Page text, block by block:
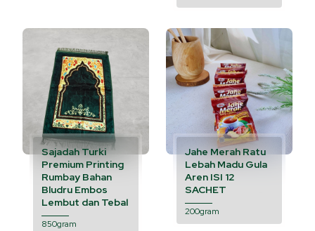
Sajadah Turki
Premium Printing
Rumbay Bahan
Bludru Embos
Lembut dan Tebal
850gram
Jahe Merah Ratu
Lebah Madu Gula
Aren ISI 12
SACHET
200gram